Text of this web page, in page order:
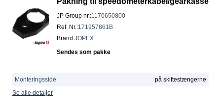
JP Group nr.:1170650800
Ref. Nr.:171957861B
Brand :JOPEX
Sendes som pakke
Monteringsside
på skiftestængerne
Se alle detaljer